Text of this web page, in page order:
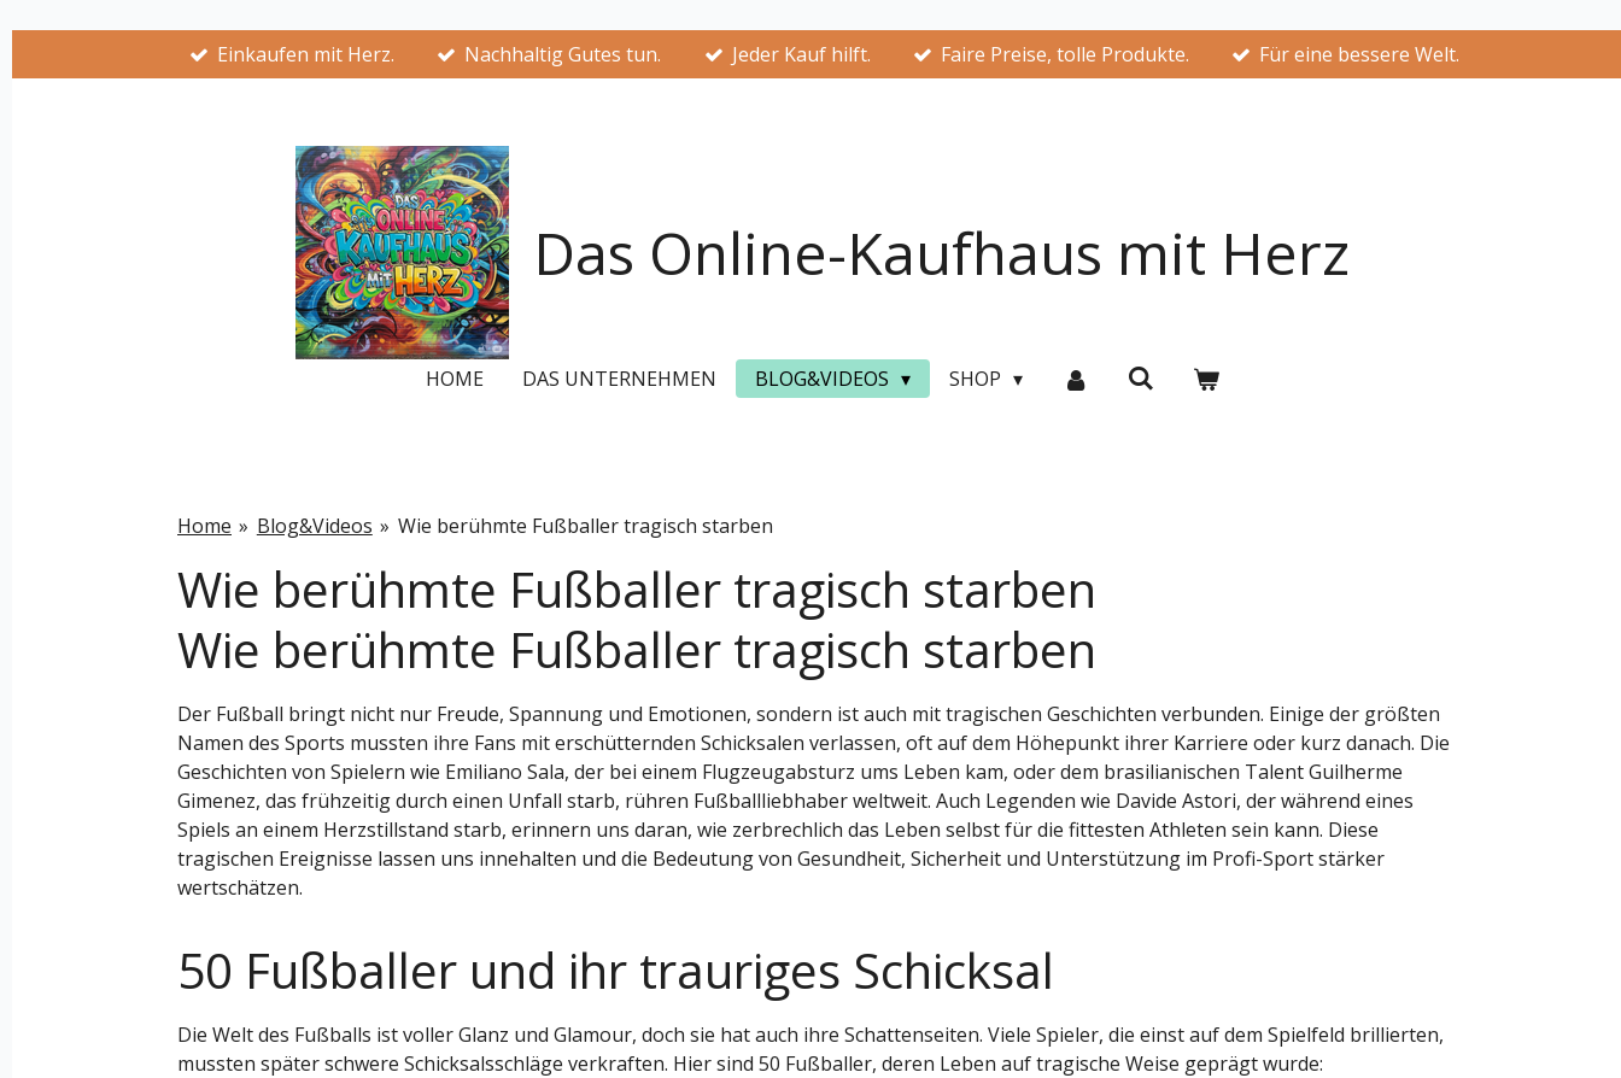
springen
Einkaufen mit Herz. Nachhaltig Gutes tun. Jeder Kauf hilft. Faire Preise, tolle Produkte. Für eine bessere Welt.
Das Online-Kaufhaus mit Herz
HOME DAS UNTERNEHMEN BLOG&VIDEOS SHOP
Home » Blog&Videos » Wie berühmte Fußballer tragisch starben
Wie berühmte Fußballer tragisch starben
Wie berühmte Fußballer tragisch starben
Der Fußball bringt nicht nur Freude, Spannung und Emotionen, sondern ist auch mit tragischen Geschichten verbunden. Einige der größten
Namen des Sports mussten ihre Fans mit erschütternden Schicksalen verlassen, oft auf dem Höhepunkt ihrer Karriere oder kurz danach. Die
Geschichten von Spielern wie Emiliano Sala, der bei einem Flugzeugabsturz ums Leben kam, oder dem brasilianischen Talent Guilherme
Gimenez, das frühzeitig durch einen Unfall starb, rühren Fußballliebhaber weltweit. Auch Legenden wie Davide Astori, der während eines
Spiels an einem Herzstillstand starb, erinnern uns daran, wie zerbrechlich das Leben selbst für die fittesten Athleten sein kann. Diese
tragischen Ereignisse lassen uns innehalten und die Bedeutung von Gesundheit, Sicherheit und Unterstützung im Profi-Sport stärker
wertschätzen.
50 Fußballer und ihr trauriges Schicksal
Die Welt des Fußballs ist voller Glanz und Glamour, doch sie hat auch ihre Schattenseiten. Viele Spieler, die einst auf dem Spielfeld brillierten,
mussten später schwere Schicksalsschläge verkraften. Hier sind 50 Fußballer, deren Leben auf tragische Weise geprägt wurde: